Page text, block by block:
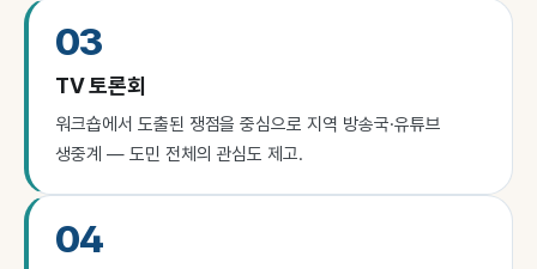
03
TV 토론회
워크숍에서 도출된 쟁점을 중심으로 지역 방송국·유튜브
생중계 — 도민 전체의 관심도 제고.
04